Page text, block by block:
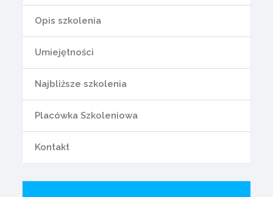
Opis szkolenia
Umiejętności
Najbliższe szkolenia
Placówka Szkoleniowa
Kontakt